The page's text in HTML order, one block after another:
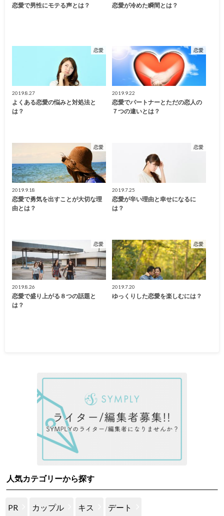
恋愛で男性にモテる声とは？ 恋愛が冷めた瞬間とは？
恋愛
2019.8.27
よくある恋愛の悩みと対処法と
は？
恋愛
2019.9.22
恋愛でパートナーとただの恋人の
７つの違いとは？
恋愛
2019.9.18
恋愛で勇気を出すことが大切な理
由とは？
恋愛
2019.7.25
恋愛が辛い理由と幸せになるに
は？
恋愛
2019.8.26
恋愛で盛り上がる８つの話題と
は？
恋愛
2019.7.20
ゆっくりした恋愛を楽しむには？
人気カテゴリーから探す
PR カップル キス デート